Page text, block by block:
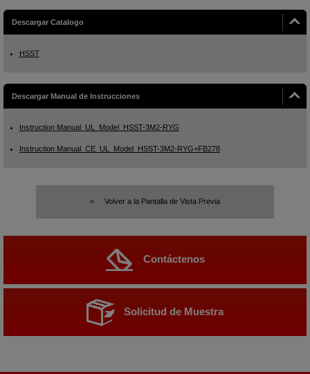
Descargar Catalogo
HSST
Descargar Manual de Instrucciones
Instruction Manual_UL_Model_HSST-3M2-RYG
Instruction Manual_CE_UL_Model_HSST-3M2-RYG+FB278
Volver a la Pantalla de Vista Previa
Contáctenos
Solicitud de Muestra